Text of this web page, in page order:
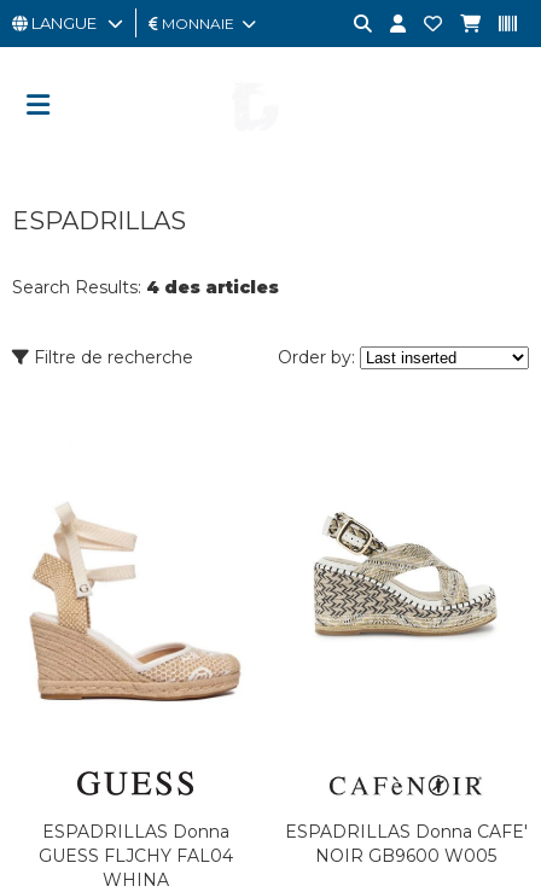
HOMME
CADEAU
LANGUE MONNAIE
ESPADRILLAS
Search Results: 4 des articles
Filtre de recherche Order by:
ESPADRILLAS Donna
GUESS FLJCHY FAL04
WHINA
ESPADRILLAS Donna CAFE'
NOIR GB9600 W005